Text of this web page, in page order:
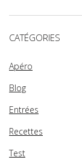
CATÉGORIES
Apéro
Blog
Entrées
Recettes
Test